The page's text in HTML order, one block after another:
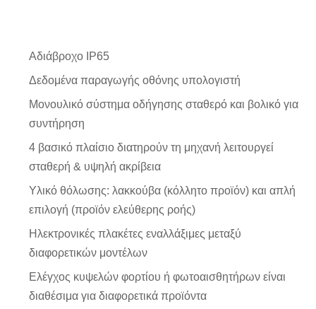
Αδιάβροχο IP65
Δεδομένα παραγωγής οθόνης υπολογιστή
Μονουλικό σύστημα οδήγησης σταθερό και βολικό για
συντήρηση
4 βασικό πλαίσιο διατηρούν τη μηχανή λειτουργεί
σταθερή & υψηλή ακρίβεια
Υλικό θόλωσης: λακκούβα (κόλλητο προϊόν) και απλή
επιλογή (προϊόν ελεύθερης ροής)
Ηλεκτρονικές πλακέτες εναλλάξιμες μεταξύ
διαφορετικών μοντέλων
Ελέγχος κυψελών φορτίου ή φωτοαισθητήρων είναι
διαθέσιμα για διαφορετικά προϊόντα